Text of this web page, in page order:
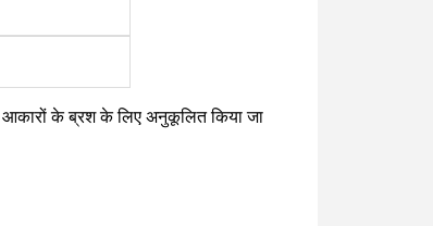
आकारों के ब्रश के लिए अनुकूलित किया जा